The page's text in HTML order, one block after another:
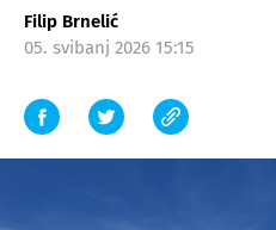
Filip Brnelić
05. svibanj 2026 15:15